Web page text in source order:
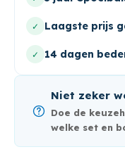
✓ Laagste prijs
✓ 14 dagen
Niet zeker
Doe de
welke set en